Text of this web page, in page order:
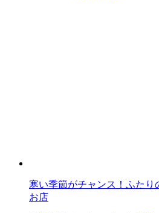
寒い季節がチャンス！ふた
お店